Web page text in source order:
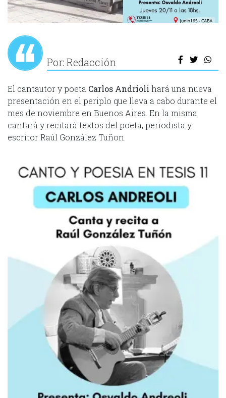
Por: Redacción
El cantautor y poeta Carlos Andrioli hará una nueva
presentación en el periplo que lleva a cabo durante el
mes de noviembre en Buenos Aires. En la misma
cantará y recitará textos del poeta, periodista y
escritor Raúl González Tuñon.